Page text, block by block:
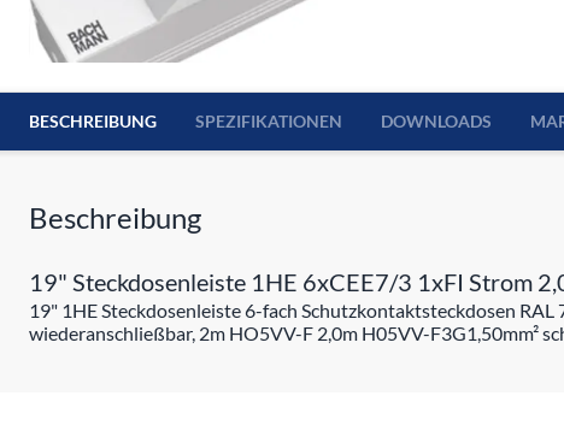
BESCHREIBUNG SPEZIFIKATIONEN DOWNLOADS
Beschreibung
19" Steckdosenleiste 1HE 6xCEE7/3 1xFI Strom
19" 1HE Steckdosenleiste 6-fach Schutzkontaktsteckdosen
wiederanschließbar, 2m HO5VV-F 2,0m H05VV-F3G1,50mm²